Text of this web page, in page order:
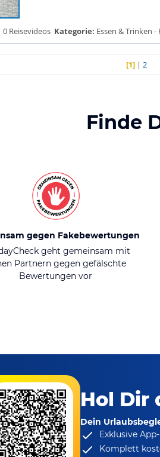
0 Reisevideos Kategorie: Essen & Trinken
[1]| 2
Finde
gegen Fakebewertungen
geht gemeinsam mit
Partnern gegen gefälschte
Bewertungen vor
Hol Dir
Dein
Exklusive
Komplett